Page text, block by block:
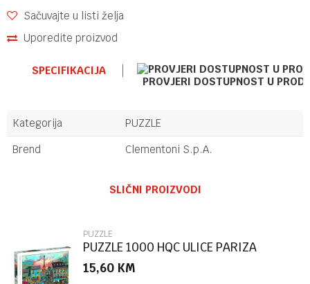
Sačuvajte u listi želja
Uporedite proizvod
SPECIFIKACIJA
PROVJERI DOSTUPNOST U
Kategorija
PUZZLE
Brend
Clementoni S.p.A.
Poruka
SLIČNI PROIZVODI
PUZZLE
PUZZLE 1000 HQC ULICE PARIZA
15,60 KM